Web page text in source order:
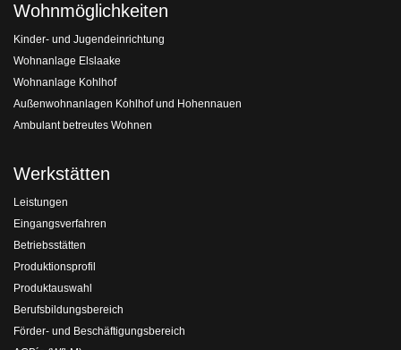
Wohnmöglichkeiten
Kinder- und Jugendeinrichtung
Wohnanlage Elslaake
Wohnanlage Kohlhof
Außenwohnanlagen Kohlhof und Hohennauen
Ambulant betreutes Wohnen
Werkstätten
Leistungen
Eingangsverfahren
Betriebsstätten
Produktionsprofil
Produktauswahl
Berufsbildungsbereich
Förder- und Beschäftigungsbereich